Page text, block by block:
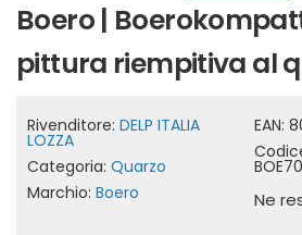
Boero |
pittura riempitiva al
Rivenditore: DELP ITALIA
LOZZA
Categoria: Quarzo
Marchio: Boero
EAN:
Ne